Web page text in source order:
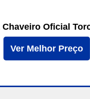
Chaveiro Oficial
Ver Melhor Preço